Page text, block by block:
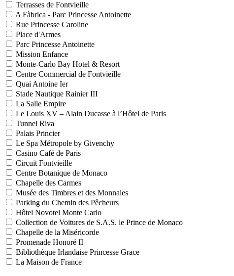
Terrasses de Fontvieille
A Fàbrica - Parc Princesse Antoinette
Rue Princesse Caroline
Place d'Armes
Parc Princesse Antoinette
Mission Enfance
Monte-Carlo Bay Hotel & Resort
Centre Commercial de Fontvieille
Quai Antoine Ier
Stade Nautique Rainier III
La Salle Empire
Le Louis XV – Alain Ducasse à l’Hôtel de Paris
Tunnel Riva
Palais Princier
Le Spa Métropole by Givenchy
Casino Café de Paris
Circuit Fontvieille
Centre Botanique de Monaco
Chapelle des Carmes
Musée des Timbres et des Monnaies
Parking du Chemin des Pêcheurs
Hôtel Novotel Monte Carlo
Collection de Voitures de S.A.S. le Prince de Monaco
Chapelle de la Miséricorde
Promenade Honoré II
Bibliothèque Irlandaise Princesse Grace
La Maison de France